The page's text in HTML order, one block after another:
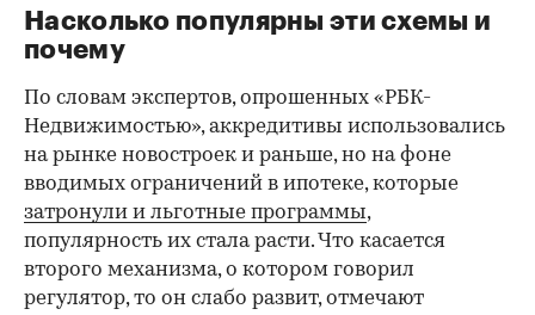
Насколько популярны эти схемы и
почему
По словам экспертов, опрошенных «РБК-
Недвижимостью», аккредитивы использовались
на рынке новостроек и раньше, но на фоне
вводимых ограничений в ипотеке, которые
затронули и льготные программы,
популярность их стала расти. Что касается
второго механизма, о котором говорил
регулятор, то он слабо развит, отмечают